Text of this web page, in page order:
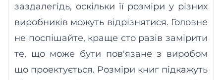
заздалегідь, оскільки її розміри у різних
виробників можуть відрізнятися. Головне
не поспішайте, краще сто разів замірити
те, що може бути пов'язанез виробом
що проектується. Розміри книг підкажуть